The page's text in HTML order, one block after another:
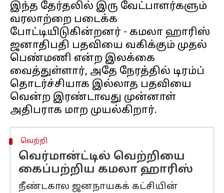
இந்த தேர்தலில் இரு வேட்பாளர்களும்
வரலாற்றை படைக்க
போட்டியிடுகின்றனர் - கமலா ஹாரிஸ்
ஜனாதிபதி பதவியை வகிக்கும் முதல்
பெண்மணி என்ற இலக்கை
வைத்துள்ளார், அதே நேரத்தில் டிரம்ப்
தொடர்ச்சியாக இல்லாத பதவியை
வென்ற இரண்டாவது முன்னாள்
வெற்றி
வெர்மான்ட்டில் வெற்றியை
கைப்பற்றிய கமலா ஹாரிஸ்
நீண்டகால ஜனநாயகக் கட்சியின்